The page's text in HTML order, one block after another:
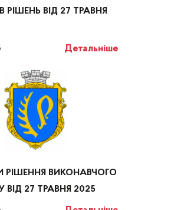
РІШЕНЬ ВІД 27 ТРАВНЯ
Детальніше
РІШЕННЯ ВИКОНАВЧОГО
ВІД 27 ТРАВНЯ 2025